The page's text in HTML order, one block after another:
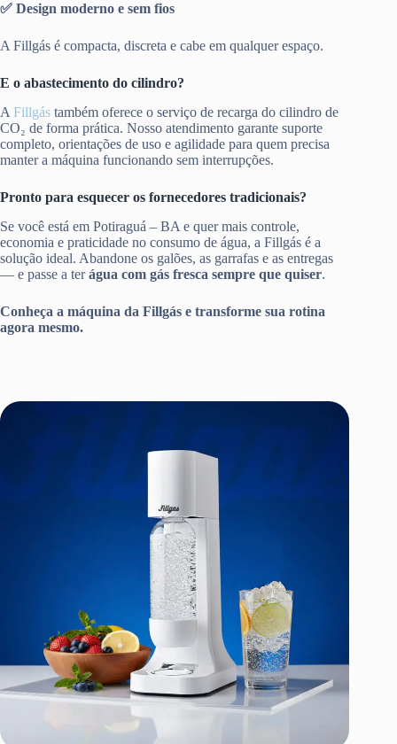
✅ Design moderno e sem fios
A Fillgás é compacta, discreta e cabe em qualquer espaço.
E o abastecimento do cilindro?
A Fillgás também oferece o serviço de recarga do cilindro de
CO₂ de forma prática. Nosso atendimento garante suporte
completo, orientações de uso e agilidade para quem precisa
manter a máquina funcionando sem interrupções.
Pronto para esquecer os fornecedores tradicionais?
Se você está em Potiraguá – BA e quer mais controle,
economia e praticidade no consumo de água, a Fillgás é a
solução ideal. Abandone os galões, as garrafas e as entregas
— e passe a terágua com gás fresca sempre que quiser.
Conheça a máquina da Fillgás e transforme sua rotina
agora mesmo.